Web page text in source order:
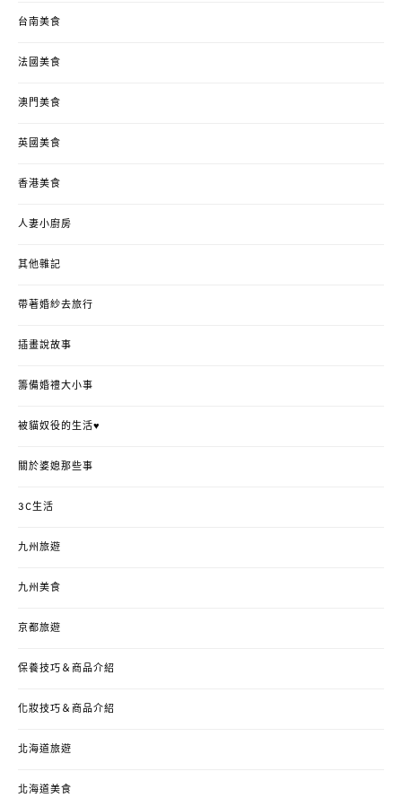
台南美食
法國美食
澳門美食
英國美食
香港美食
人妻小廚房
其他雜記
帶著婚紗去旅行
插畫說故事
籌備婚禮大小事
被貓奴役的生活♥
關於婆媳那些事
3C生活
九州旅遊
九州美食
京都旅遊
保養技巧＆商品介紹
化妝技巧＆商品介紹
北海道旅遊
北海道美食